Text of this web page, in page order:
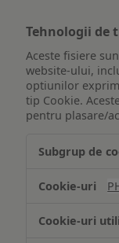
Tehnologii de
Aceste fisiere
website-ului,
optiunilor
tip Cookie.
pentru plasare/
de
Cookie
necesare